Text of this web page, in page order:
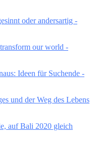
oder andersartig -
our world -
Ideen für Suchende -
und der Weg des Lebens
auf Bali 2020 gleich